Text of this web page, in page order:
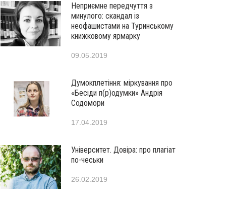
Неприємне передчуття з
минулого: скандал із
неофашистами на Туринському
книжковому ярмарку
09.05.2019
Думокплетіння: міркування про
«Бесіди п(р)одумки» Андрія
Содомори
17.04.2019
Університет. Довіра: про плагіат
по-чеськи
26.02.2019